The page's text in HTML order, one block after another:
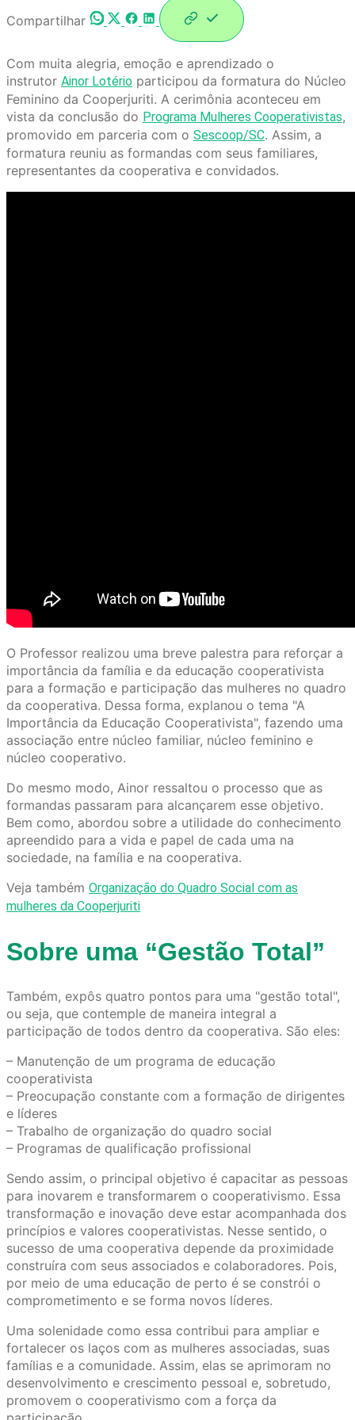
Compartilhar
Com muita alegria, emoção e aprendizado o
instrutor Ainor Lotério participou da formatura do Núcleo
Feminino da Cooperjuriti. A cerimônia aconteceu em
vista da conclusão do Programa Mulheres Cooperativistas,
promovido em parceria com o Sescoop/SC. Assim, a
formatura reuniu as formandas com seus familiares,
representantes da cooperativa e convidados.
O Professor realizou uma breve palestra para reforçar a
importância da família e da educação cooperativista
para a formação e participação das mulheres no quadro
da cooperativa. Dessa forma, explanou o tema "A
Importância da Educação Cooperativista", fazendo uma
associação entre núcleo familiar, núcleo feminino e
núcleo cooperativo.
Do mesmo modo, Ainor ressaltou o processo que as
formandas passaram para alcançarem esse objetivo.
Bem como, abordou sobre a utilidade do conhecimento
apreendido para a vida e papel de cada uma na
sociedade, na família e na cooperativa.
Veja também Organização do Quadro Social com as
mulheres da Cooperjuriti
Sobre uma “Gestão Total”
Também, expôs quatro pontos para uma "gestão total",
ou seja, que contemple de maneira integral a
participação de todos dentro da cooperativa. São eles:
– Manutenção de um programa de educação
cooperativista
– Preocupação constante com a formação de dirigentes
e líderes
– Trabalho de organização do quadro social
– Programas de qualificação profissional
Sendo assim, o principal objetivo é capacitar as pessoas
para inovarem e transformarem o cooperativismo. Essa
transformação e inovação deve estar acompanhada dos
princípios e valores cooperativistas. Nesse sentido, o
sucesso de uma cooperativa depende da proximidade
construíra com seus associados e colaboradores. Pois,
por meio de uma educação de perto é se constrói o
comprometimento e se forma novos líderes.
Uma solenidade como essa contribui para ampliar e
fortalecer os laços com as mulheres associadas, suas
famílias e a comunidade. Assim, elas se aprimoram no
desenvolvimento e crescimento pessoal e, sobretudo,
promovem o cooperativismo com a força da